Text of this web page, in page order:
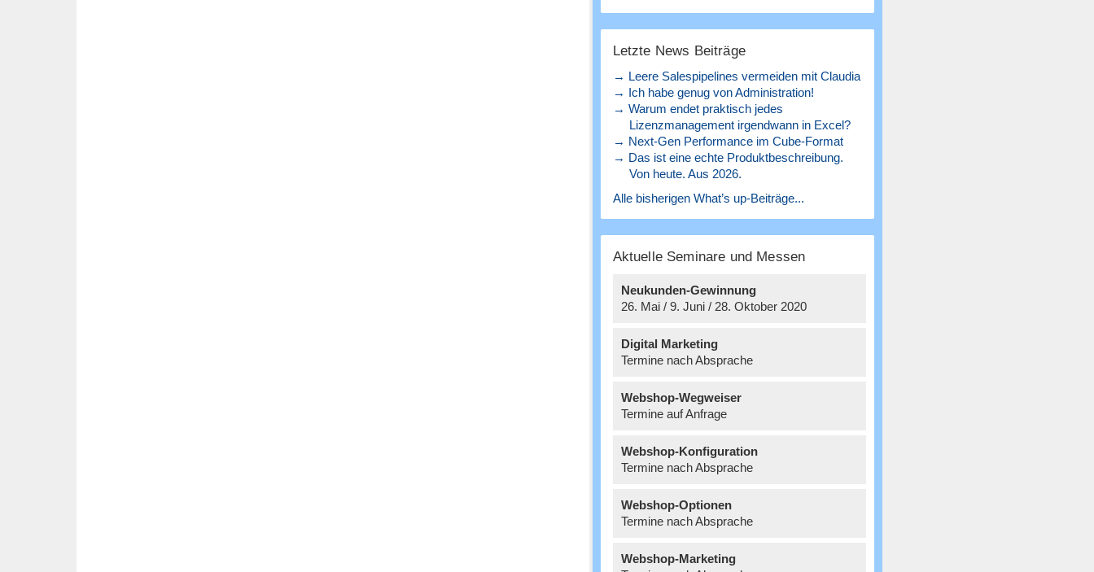
Letzte News Beiträge
→ Leere Salespipelines vermeiden mit Claudia
→ Ich habe genug von Administration!
→ Warum endet praktisch jedes
Lizenzmanagement irgendwann in Excel?
→ Next-Gen Performance im Cube-Format
→ Das ist eine echte Produktbeschreibung.
Von heute. Aus 2026.
Alle bisherigen What’s up-Beiträge...
Aktuelle Seminare und Messen
Neukunden-Gewinnung
26. Mai / 9. Juni / 28. Oktober 2020
Digital Marketing
Termine nach Absprache
Webshop-Wegweiser
Termine auf Anfrage
Webshop-Konfiguration
Termine nach Absprache
Webshop-Optionen
Termine nach Absprache
Webshop-Marketing